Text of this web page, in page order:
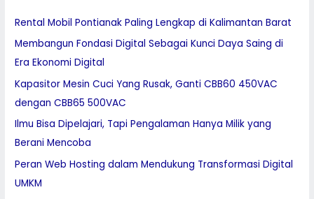
f
o
r
:
Rental Mobil Pontianak Paling Lengkap di Kalimantan Barat
Membangun Fondasi Digital Sebagai Kunci Daya Saing di
Era Ekonomi Digital
Kapasitor Mesin Cuci Yang Rusak, Ganti CBB60 450VAC
dengan CBB65 500VAC
Ilmu Bisa Dipelajari, Tapi Pengalaman Hanya Milik yang
Berani Mencoba
Peran Web Hosting dalam Mendukung Transformasi Digital
UMKM